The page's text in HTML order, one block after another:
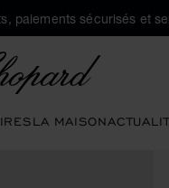
paiements sécurisés et
LA MAISON